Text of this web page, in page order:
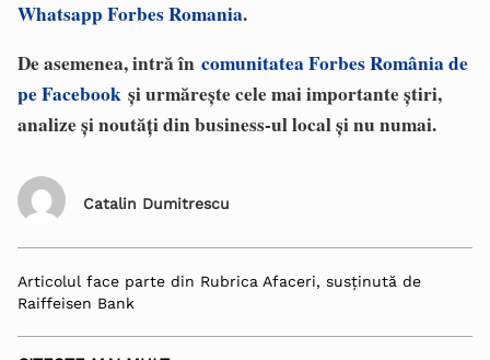
Whatsapp Forbes Romania.
De asemenea, intră în comunitatea Forbes România de
pe Facebook și urmărește cele mai importante știri,
analize și noutăți din business-ul local și nu numai.
Catalin Dumitrescu
Articolul face parte din Rubrica Afaceri, susținută de
Raiffeisen Bank